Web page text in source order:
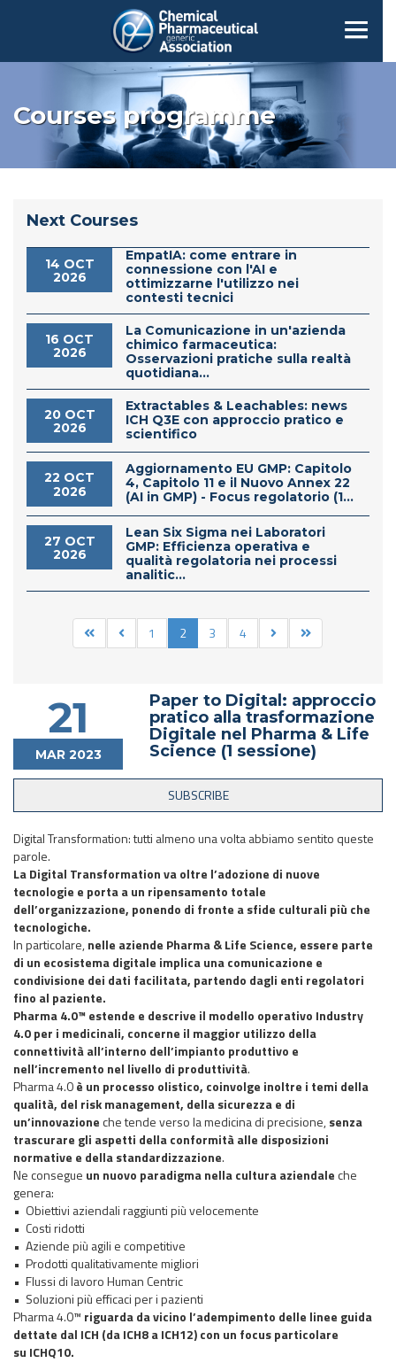
Courses programme
Next Courses
14 OCT
2026
EmpatIA: come entrare in
connessione con l'AI e
ottimizzarne l'utilizzo nei
contesti tecnici
16 OCT
2026
La Comunicazione in un'azienda
chimico farmaceutica:
Osservazioni pratiche sulla realtà
quotidiana...
20 OCT
2026
Extractables & Leachables: news
ICH Q3E con approccio pratico e
scientifico
22 OCT
2026
Aggiornamento EU GMP: Capitolo
4, Capitolo 11 e il Nuovo Annex 22
(AI in GMP) - Focus regolatorio (1...
27 OCT
2026
Lean Six Sigma nei Laboratori
GMP: Efficienza operativa e
qualità regolatoria nei processi
analitic...
1 2 3 4
21
MAR 2023
Paper to Digital: approccio
pratico alla trasformazione
Digitale nel Pharma & Life
Science (1 sessione)
Digital Transformation: tutti almeno una volta abbiamo sentito queste
parole.
La Digital Transformationva oltre l’adozione di nuove
tecnologie e porta a un ripensamento totale
dell’organizzazione, ponendo di fronte a sfide culturali più che
tecnologiche.
In particolare,nelle aziende Pharma & Life Science, essere parte
di un ecosistema digitale implica una comunicazione e
condivisione dei dati facilitata, partendo dagli enti regolatori
fino al paziente.
Pharma 4.0™ estende e descrive il modello operativo Industry
4.0 per i medicinali, concerne il maggior utilizzo della
connettività all’interno dell’impianto produttivo e
nell’incremento nel livello di produttività.
Pharma 4.0è un processo olistico, coinvolge inoltre i temi della
qualità, del risk management, della sicurezza e di
un’innovazioneche tende verso la medicina di precisione,senza
trascurare gli aspetti della conformità alle disposizioni
normative e della standardizzazione.
Ne consegue un nuovo paradigma nella cultura aziendaleche
genera:
• Obiettivi aziendali raggiunti più velocemente
• Costi ridotti
• Aziende più agili e competitive
• Prodotti qualitativamente migliori
• Flussi di lavoro Human Centric
• Soluzioni più efficaci per i pazienti
Pharma 4.0™ riguarda da vicino l’adempimento delle linee guida
dettate dal ICH (daICH8aICH12) con un focus particolare
su ICHQ10.